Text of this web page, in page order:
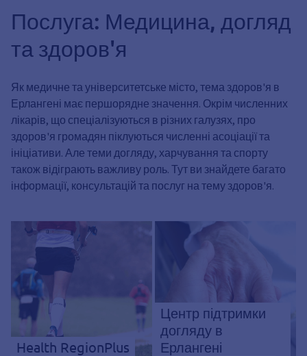
Послуга: Медицина, догляд
та здоров'я
Як медичне та університетське місто, тема здоров'я в
Ерлангені має першорядне значення. Окрім численних
лікарів, що спеціалізуються в різних галузях, про
здоров'я громадян піклуються численні асоціації та
ініціативи. Але теми догляду, харчування та спорту
також відіграють важливу роль. Тут ви знайдете багато
інформації, консультацій та послуг на тему здоров'я.
Health RegionPlus
Центр підтримки
догляду в
Ерлангені